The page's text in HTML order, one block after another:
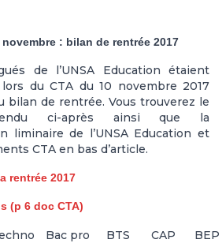
novembre : bilan de rentrée 2017
de l’UNSA Education étaient
du CTA du 10 novembre 2017
bilan de rentrée. Vous trouverez le
rendu ci-après ainsi que la
liminaire de l’UNSA Education et
CTA en bas d’article.
rentrée 2017
(p 6 doc CTA)
Bac pro BTS CAP
BEP